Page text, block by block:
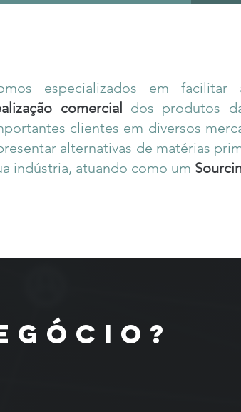
especializados em facilitar
comercial dos produtos
clientes em diversos
alternativas de matérias
indústria, atuando como um